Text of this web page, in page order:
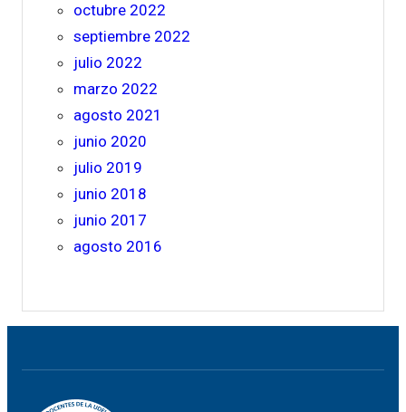
octubre 2022
septiembre 2022
julio 2022
marzo 2022
agosto 2021
junio 2020
julio 2019
junio 2018
junio 2017
agosto 2016